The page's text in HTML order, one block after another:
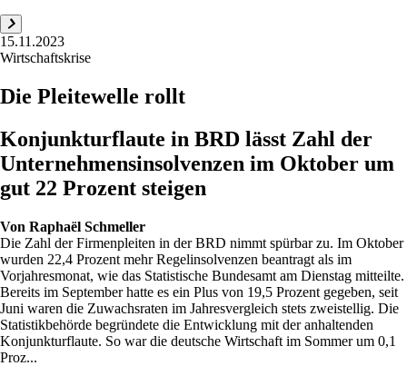
15.11.2023
Wirtschaftskrise
Die Pleitewelle rollt
Konjunkturflaute in BRD lässt Zahl der
Unternehmensinsolvenzen im Oktober um
gut 22 Prozent steigen
Von Raphaël Schmeller
Die Zahl der Firmenpleiten in der BRD nimmt spürbar zu. Im Oktober
wurden 22,4 Prozent mehr Regelinsolvenzen beantragt als im
Vorjahresmonat, wie das Statistische Bundesamt am Dienstag mitteilte.
Bereits im September hatte es ein Plus von 19,5 Prozent gegeben, seit
Juni waren die Zuwachsraten im Jahresvergleich stets zweistellig. Die
Statistikbehörde begründete die Entwicklung mit der anhaltenden
Konjunkturflaute. So war die deutsche Wirtschaft im Sommer um 0,1
Proz...